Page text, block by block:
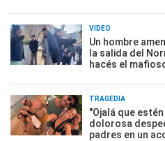
VIDEO
Un hombre
la salida del
hacés el
TRAGEDIA
"Ojalá que
dolorosa
padres en un